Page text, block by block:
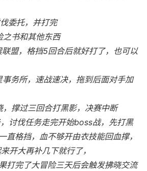
委托，并打完
之书和其他东西
盟，格挡5回合后就好打了，也可以
务所，速战速决，拖到后面对手加
撑过三回合打黑影，决赛中断
讨伐任务走完开始boss战，先打黑
直格挡，血不够开由衣技能回血撑，
开大再补几下就行了，
打完了大冒险三天后会触发拂晓交流